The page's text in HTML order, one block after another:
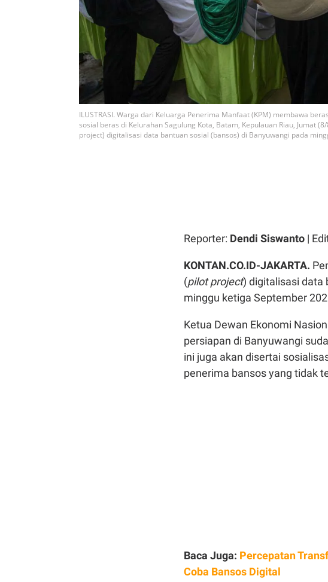
ILUSTRASI. Warga dari Keluarga Penerima Manfaat (KPM) membawa
sosial beras di Kelurahan Sagulung Kota, Batam, Kepulauan Riau, Jumat
project) digitalisasi data bantuan sosial (bansos) di Banyuwangi pada
Reporter: Dendi Siswanto |
KONTAN.CO.ID-JAKARTA.
(pilot project) digitalisasi data
minggu ketiga September
Ketua Dewan Ekonomi
persiapan di Banyuwangi
ini juga akan disertai
penerima bansos yang tidak
Baca Juga: Percepatan
Coba Bansos Digital